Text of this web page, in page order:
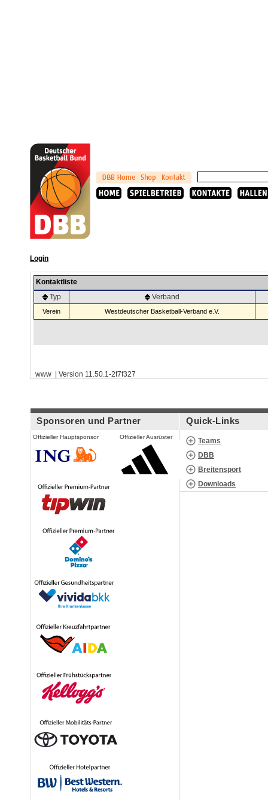
Login
Kontaktliste
Typ
Verband
Verein Westdeutscher Basketball-Verband e.V.
www | Version 11.50.1-2f7f327
Sponsoren und Partner
Offizieller Hauptsponsor Offizieller Ausrüster
Quick-Links
Teams
DBB
Breitensport
Downloads